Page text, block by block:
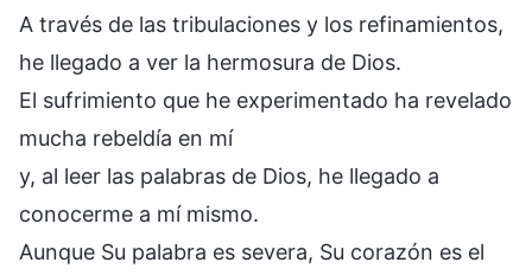
A través de las tribulaciones y los refinamientos,
he llegado a ver la hermosura de Dios.
El sufrimiento que he experimentado ha revelado
mucha rebeldía en mí
y, al leer las palabras de Dios, he llegado a
conocerme a mí mismo.
Aunque Su palabra es severa, Su corazón es el